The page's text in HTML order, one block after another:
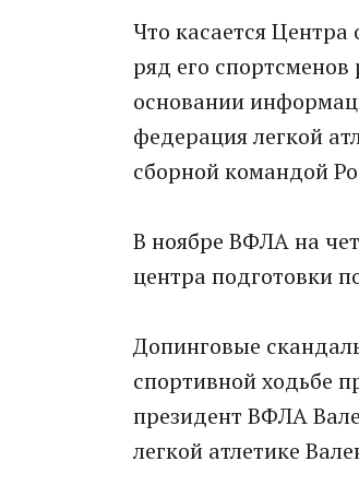
Что касается
ряд его
основании
федерация легкой
сборной командой
В ноябре ВФЛА на
центра подготовки
Допинговые
спортивной ходьбе
президент ВФЛА
легкой атлетике